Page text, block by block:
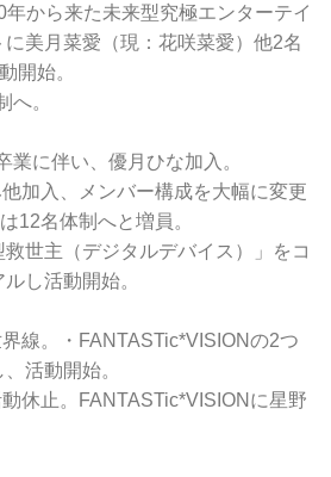
から来た未来型究極エンターテイ
に美月菜愛（現：花咲菜愛）他2名
開始。
へ。
業に伴い、優月ひな加入。
加入、メンバー構成を大幅に変更
12名体制へと増員。
世主（デジタルデバイス）」をコ
し活動開始。
線。・FANTASTic*VISIONの2つ
活動開始。
休止。FANTASTic*VISIONに星野